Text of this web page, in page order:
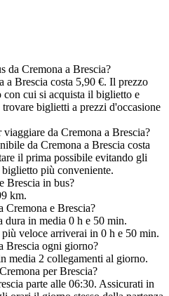
da Cremona a Brescia?
a Brescia costa 5,90 €. Il prezzo
cui si acquista il biglietto e
biglietti a prezzi d'occasione
da Cremona a Brescia?
da Cremona a Brescia costa
il prima possibile evitando gli
più conveniente.
Brescia in bus?
km.
Cremona e Brescia?
dura in media 0 h e 50 min.
veloce arriverai in 0 h e 50 min.
Brescia ogni giorno?
media 2 collegamenti al giorno.
per Brescia?
parte alle 06:30. Assicurati in